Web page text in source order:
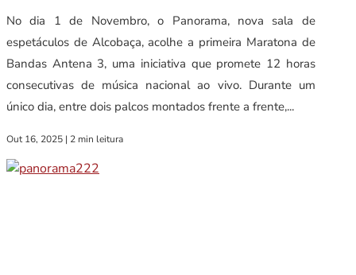
No dia 1 de Novembro, o Panorama, nova sala de
espetáculos de Alcobaça, acolhe a primeira Maratona de
Bandas Antena 3, uma iniciativa que promete 12 horas
consecutivas de música nacional ao vivo. Durante um
único dia, entre dois palcos montados frente a frente,...
Out 16, 2025 | 2 min leitura